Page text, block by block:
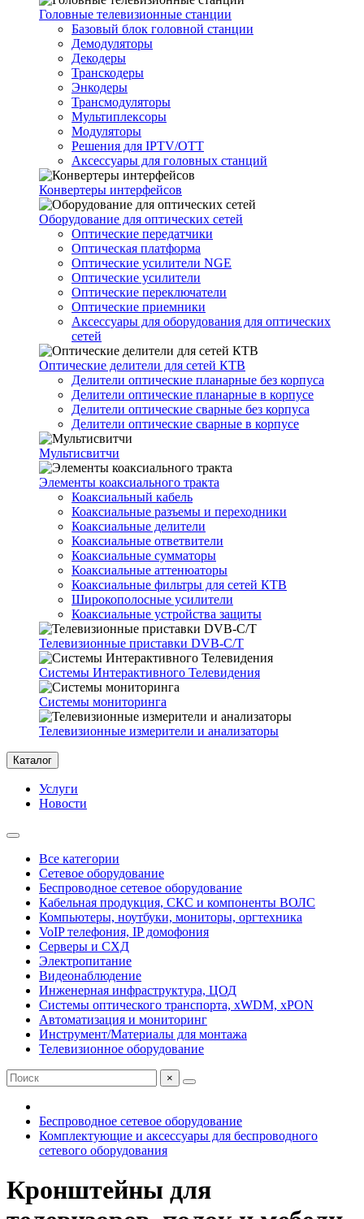
Головные телевизионные станции
Базовый блок головной станции
Демодуляторы
Декодеры
Транскодеры
Энкодеры
Трансмодуляторы
Мультиплексоры
Модуляторы
Решения для IPTV/OTT
Аксессуары для головных станций
Конвертеры интерфейсов
Оборудование для оптических сетей
Оптические передатчики
Оптическая платформа
Оптические усилители NGE
Оптические усилители
Оптические переключатели
Оптические приемники
Аксессуары для оборудования для оптических
сетей
Оптические делители для сетей КТВ
Делители оптические планарные без корпуса
Делители оптические планарные в корпусе
Делители оптические сварные без корпуса
Делители оптические сварные в корпусе
Мультисвитчи
Элементы коаксиального тракта
Коаксиальный кабель
Коаксиальные разъемы и переходники
Коаксиальные делители
Коаксиальные ответвители
Коаксиальные сумматоры
Коаксиальные аттенюаторы
Коаксиальные фильтры для сетей КТВ
Широкополосные усилители
Коаксиальные устройства защиты
Телевизионные приставки DVB-C/T
Системы Интерактивного Телевидения
Системы мониторинга
Телевизионные измерители и анализаторы
Каталог
Услуги
Новости
Все категории
Сетевое оборудование
Беспроводное сетевое оборудование
Кабельная продукция, СКС и компоненты ВОЛС
Компьютеры, ноутбуки, мониторы, оргтехника
VoIP телефония, IP домофония
Серверы и СХД
Электропитание
Видеонаблюдение
Инженерная инфраструктура, ЦОД
Системы оптического транспорта, xWDM, xPON
Автоматизация и мониторинг
Инструмент/Материалы для монтажа
Телевизионное оборудование
×
Беспроводное сетевое оборудование
Комплектующие и аксессуары для беспроводного
сетевого оборудования
Кронштейны для